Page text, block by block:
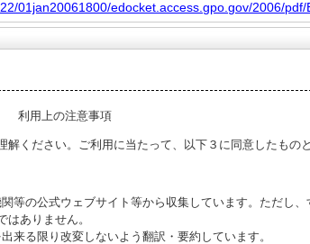
01jan20061800/edocket.access.gpo.gov/2006/
利用上の注意事項
ください。ご利用に当たって、以下３に同意したもの
等の公式ウェブサイト等から収集しています。ただし
ありません。
る限り改変しないよう翻訳・要約しています。